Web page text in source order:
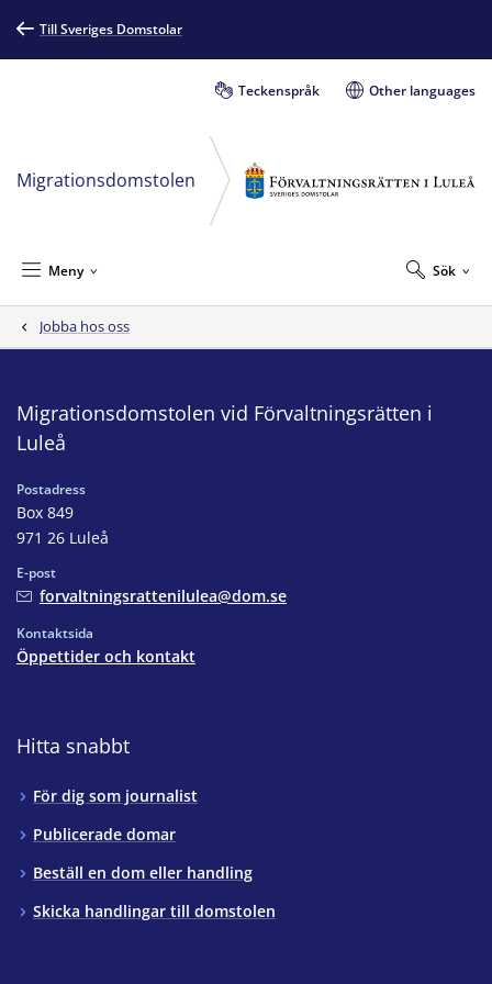
Till Sveriges Domstolar
Teckenspråk Other languages
Migrationsdomstolen
Sök
Meny
Jobba hos oss
Migrationsdomstolen vid Förvaltningsrätten i
Luleå
Postadress
Box 849
971 26 Luleå
E-post
forvaltningsrattenilulea@dom.se
Kontaktsida
Öppettider och kontakt
Hitta snabbt
För dig som journalist
Publicerade domar
Beställ en dom eller handling
Skicka handlingar till domstolen